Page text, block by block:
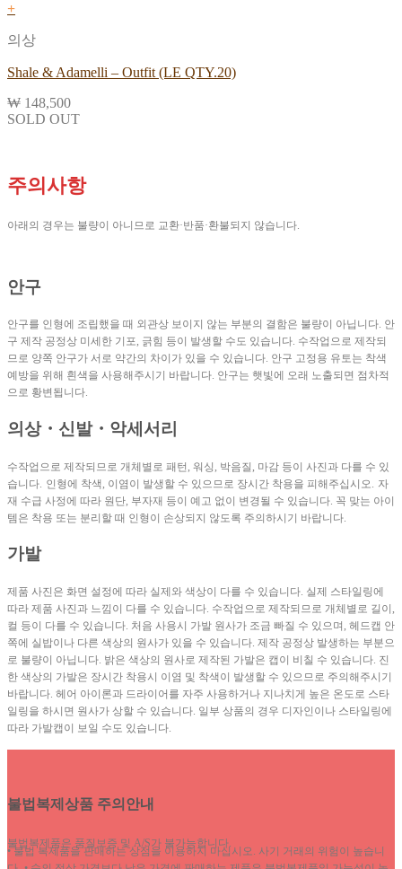
+
의상
Shale & Adamelli – Outfit (LE QTY.20)
₩ 148,500
SOLD OUT
주의사항
아래의 경우는 불량이 아니므로 교환·반품·환불되지 않습니다.
안구
안구를 인형에 조립했을 때 외관상 보이지 않는 부분의 결함은 불량이 아닙니다. 안
구 제작 공정상 미세한 기포, 긁힘 등이 발생할 수도 있습니다. 수작업으로 제작되
므로 양쪽 안구가 서로 약간의 차이가 있을 수 있습니다. 안구 고정용 유토는 착색
예방을 위해 흰색을 사용해주시기 바랍니다. 안구는 햇빛에 오래 노출되면 점차적
으로 황변됩니다.
의상・신발・악세서리
수작업으로 제작되므로 개체별로 패턴, 워싱, 박음질, 마감 등이 사진과 다를 수 있
습니다. 인형에 착색, 이염이 발생할 수 있으므로 장시간 착용을 피해주십시오.
자
재 수급 사정에 따라 원단, 부자재 등이 예고 없이 변경될 수 있습니다. 꼭 맞는 아이
템은 착용 또는 분리할 때 인형이 손상되지 않도록 주의하시기 바랍니다.
가발
제품 사진은 화면 설정에 따라 실제와 색상이 다를 수 있습니다. 실제 스타일링에
따라 제품 사진과 느낌이 다를 수 있습니다. 수작업으로 제작되므로 개체별로 길이,
컬 등이 다를 수 있습니다. 처음 사용시 가발 원사가 조금 빠질 수 있으며, 헤드캡 안
쪽에 실밥이나 다른 색상의 원사가 있을 수 있습니다. 제작 공정상 발생하는 부분으
로 불량이 아닙니다. 밝은 색상의 원사로 제작된 가발은 캡이 비칠 수 있습니다. 진
한 색상의 가발은 장시간 착용시 이염 및 착색이 발생할 수 있으므로 주의해주시기
바랍니다. 헤어 아이론과 드라이어를 자주 사용하거나 지나치게 높은 온도로 스타
일링을 하시면 원사가 상할 수 있습니다. 일부 상품의 경우 디자인이나 스타일링에
따라 가발캡이 보일 수도 있습니다.
불법복제상품 주의안내
불법복제품은 품질보증 및 A/S가 불가능합니다.
• 불법 복제품을 판매하는 상점을 이용하지 마십시오. 사기 거래의 위험이 높습니